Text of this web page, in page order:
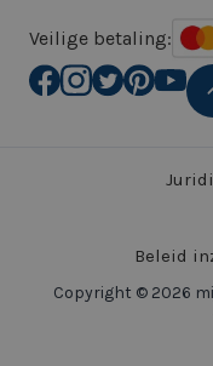
Veilige betaling:
Beleid
Copyright © 2026